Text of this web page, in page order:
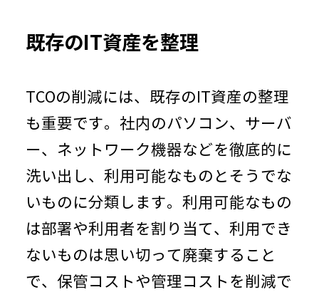
既存のIT資産を整理
TCOの削減には、既存のIT資産の整理
も重要です。社内のパソコン、サーバ
ー、ネットワーク機器などを徹底的に
洗い出し、利用可能なものとそうでな
いものに分類します。利用可能なもの
は部署や利用者を割り当て、利用でき
ないものは思い切って廃棄すること
で、保管コストや管理コストを削減で